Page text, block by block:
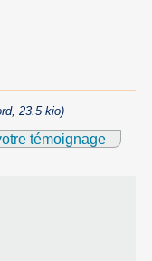
23.5 kio)
témoignage